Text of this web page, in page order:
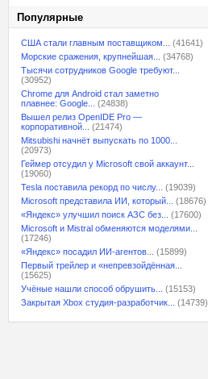
Популярные
США стали главным поставщиком...
(41641)
Морские сражения, крупнейшая...
(34768)
Тысячи сотрудников Google требуют...
(30952)
Chrome для Android стал заметно
плавнее: Google...
(24838)
Вышел релиз OpenIDE Pro —
корпоративной...
(21474)
Mitsubishi начнёт выпускать по 1000...
(20973)
Геймер отсудил у Microsoft свой аккаунт...
(19060)
Tesla поставила рекорд по числу...
(19039)
Microsoft представила ИИ, который...
(18676)
«Яндекс» улучшил поиск АЗС без...
(17600)
Microsoft и Mistral обменяются моделями...
(17246)
«Яндекс» посадил ИИ-агентов...
(15899)
Первый трейлер и «непревзойдённая...
(15625)
Учёные нашли способ обрушить...
(15153)
Закрытая Xbox студия-разработчик...
(14739)